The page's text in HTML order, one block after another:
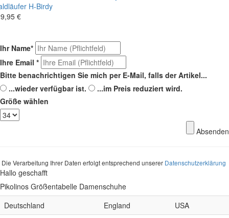
H-Birdy
€
Ihr Name*
Ihre Email *
Bitte benachrichtigen Sie mich per E-Mail, falls der Artikel...
...wieder verfügbar ist.
...im Preis reduziert wird.
Größe wählen
Absenden
Die Verarbeitung Ihrer Daten erfolgt entsprechend unserer Datenschutzerklärung
Hallo geschafft
Pikolinos Größentabelle Damenschuhe
Deutschland
England
USA